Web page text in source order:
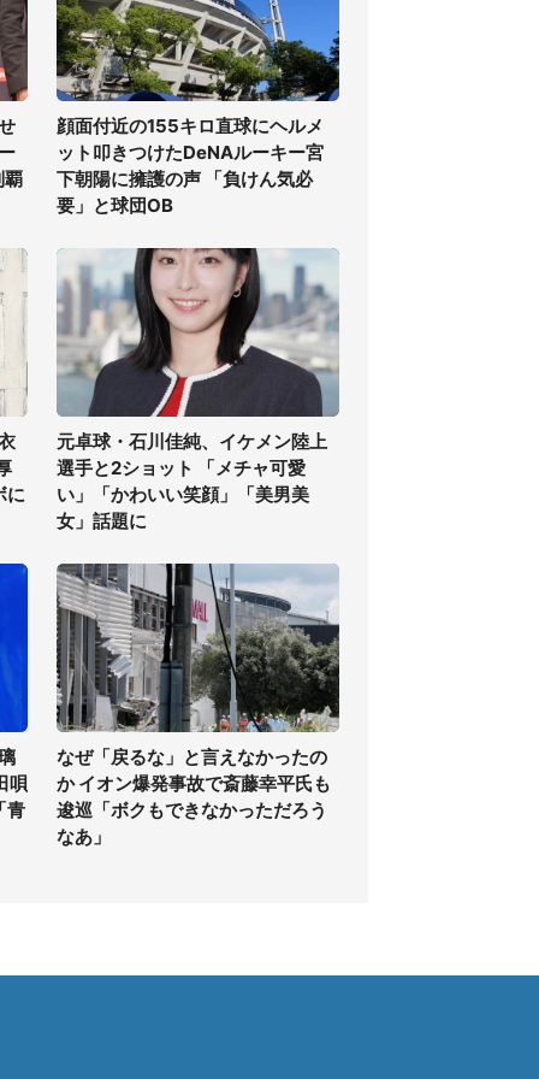
覇
顔面付近の155キロ直球にヘルメ
ット叩きつけたDeNAルーキー宮
下朝陽に擁護の声 「負けん気必
要」と球団OB
に
元卓球・石川佳純、イケメン陸上
選手と2ショット 「メチャ可愛
い」「かわいい笑顔」「美男美
女」話題に
唄
青
なぜ「戻るな」と言えなかったの
か イオン爆発事故で斎藤幸平氏も
逡巡「ボクもできなかっただろう
なあ」